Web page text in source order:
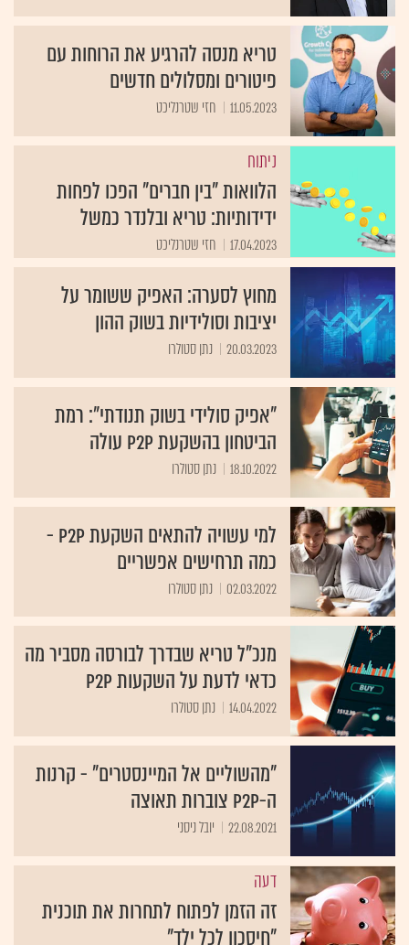
טריא מנסה להרגיע את הרוחות עם
פיטורים ומסלולים חדשים
11.05.2023 חזי שטרנליכט
ניתוח
הלוואות "בין חברים" הפכו לפחות
ידידותיות: טריא ובלנדר כמשל
17.04.2023 חזי שטרנליכט
מחוץ לסערה: האפיק ששומר על
יציבות וסולידיות בשוק ההון
20.03.2023 נתן סטולרו
"אפיק סולידי בשוק תנודתי": רמת
הביטחון בהשקעת P2P עולה
18.10.2022 נתן סטולרו
למי עשויה להתאים השקעת P2P -
כמה תרחישים אפשריים
02.03.2022 נתן סטולרו
מנכ"ל טריא שבדרך לבורסה מסביר מה
כדאי לדעת על השקעות p2p
14.04.2022 נתן סטולרו
"מהשוליים אל המיינסטרים" - קרנות
ה-P2P צוברות תאוצה
22.08.2021 יובל ניסני
דעה
זה הזמן לפתוח לתחרות את תוכנית
"חיסכון לכל ילד"